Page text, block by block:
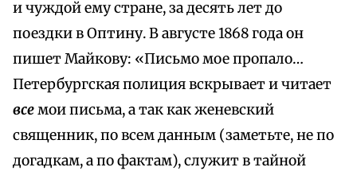
и чуждой ему стране, за десять лет до
поездки в Оптину. В августе 1868 года он
пишет Майкову: «Письмо мое пропало…
Петербургская полиция вскрывает и читает
всемои письма, а так как женевский
священник, по всем данным (заметьте, не по
догадкам, а по фактам), служит в тайной